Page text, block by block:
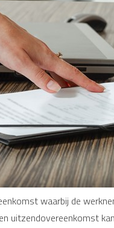
waarbij de
uitzendovereenkomst